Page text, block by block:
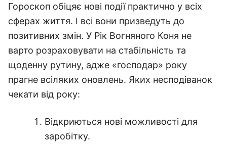
Гороскоп обіцяє нові події практично у всіх
сферах життя. І всі вони призведуть до
позитивних змін. У Рік Вогняного Коня не
варто розраховувати на стабільність та
щоденну рутину, адже «господар» року
прагне всіляких оновлень. Яких несподіванок
чекати від року:
Відкриються нові можливості для
заробітку.